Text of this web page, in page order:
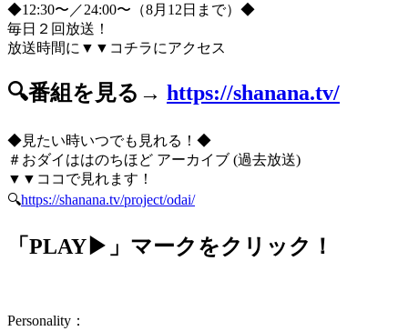
◆12:30〜／24:00〜（8月12日まで）◆
毎日２回放送！
放送時間に▼▼コチラにアクセス
🔍番組を見る→ https://shanana.tv/
◆見たい時いつでも見れる！◆
＃おダイははのちほど アーカイブ (過去放送)
▼▼ココで見れます！
🔍https://shanana.tv/project/odai/
「PLAY▶」マークをクリック！
Personality：